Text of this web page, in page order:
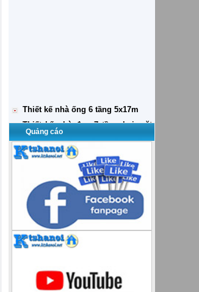
Thiết kế nhà ống 5x16m 4 tầng
Thiết kế biệt thự cho thuê văn
phòng và căn hộ
Thiết kế biệt thự 7x18m Thái Bình
Quảng cáo